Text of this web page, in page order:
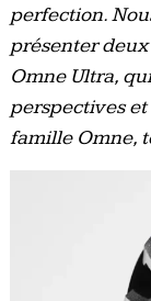
perfection.
présenter
Omne Ultra,
perspectives
famille Omne,